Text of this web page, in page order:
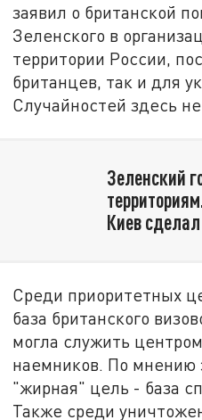
заявил о британской
Зеленского в
территории России,
британцев, так и для
Случайностей здесь
Зеленский
Киев
Среди приоритетных
база британского
могла служить
наемников. По мнению
"жирная" цель - база
Также среди